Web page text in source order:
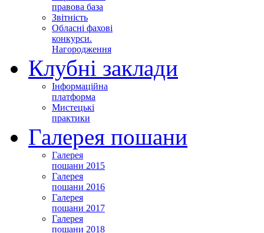
правова база
Звітність
Обласні фахові
конкурси.
Нагородження
Клубні заклади
Інформаційна
платформа
Мистецькі
практики
Галерея пошани
Галерея
пошани 2015
Галерея
пошани 2016
Галерея
пошани 2017
Галерея
пошани 2018